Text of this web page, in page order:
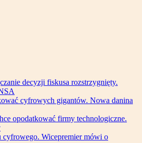
decyzji fiskusa rozstrzygnięty.
cyfrowych gigantów. Nowa danina
opodatkować firmy technologiczne.
cyfrowego. Wicepremier mówi o